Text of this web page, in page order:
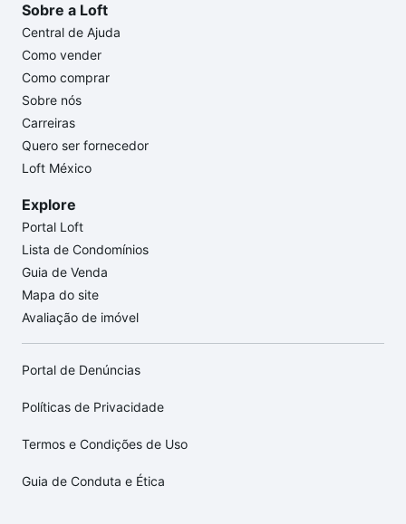
Sobre a Loft
Central de Ajuda
Como vender
Como comprar
Sobre nós
Carreiras
Quero ser fornecedor
Loft México
Explore
Portal Loft
Lista de Condomínios
Guia de Venda
Mapa do site
Avaliação de imóvel
Portal de Denúncias
Políticas de Privacidade
Termos e Condições de Uso
Guia de Conduta e Ética